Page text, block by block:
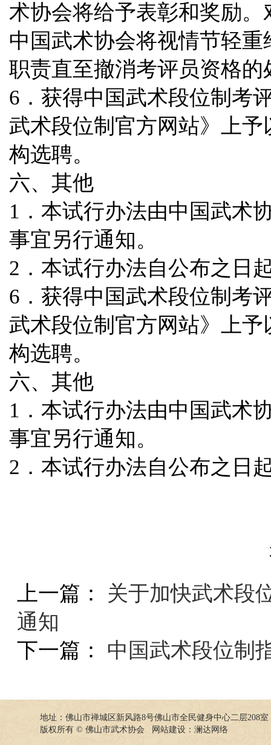
术协会将给予表彰和奖励
中国武术协会将视情节轻
职责直至撤消考评员资格的
6．获得中国武术段位制考
武术段位制官方网站》上
构选聘。
六、其他
1．本试行办法由中国武术
事宜另行通知。
2．本试行办法自公布之日
6．获得中国武术段位制考
武术段位制官方网站》上
构选聘。
六、其他
1．本试行办法由中国武术
事宜另行通知。
2．本试行办法自公布之日
上一篇： 关于加快武术段
通知
下一篇： 中国武术段位制
地址：佛山市禅城区新风路8号佛山市全民健身中心二层208室
版权所有 © 佛山市武术协会 网站建设： 澜达网络